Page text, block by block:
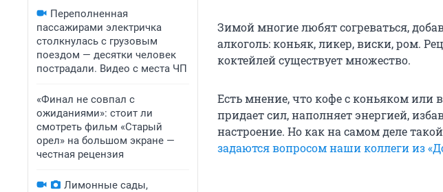
Переполненная
пассажирами электричка
столкнулась с грузовым
поездом — десятки человек
пострадали. Видео с места ЧП
«Финал не совпал с
ожиданиями»: стоит ли
смотреть фильм «Старый
орел» на большом экране —
честная рецензия
Лимонные сады,
Зимой многие любят согреваться,
алкоголь: коньяк, ликер, виски, ром.
коктейлей существует множество.
Есть мнение, что кофе с коньяком или
придает сил, наполняет энергией,
настроение. Но как на самом деле
задаются вопросом наши коллеги из